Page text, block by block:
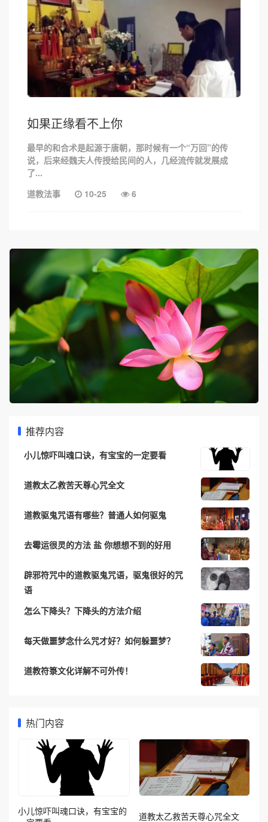
如果正缘看不上你
最早的和合术是起源于唐朝，那时候有一个“万回”的传
说，后来经魏夫人传授给民间的人，几经流传就发展成
了...
道教法事
10-25 6
推荐内容
小儿惊吓叫魂口诀，有宝宝的一定要看
道教太乙救苦天尊心咒全文
道教驱鬼咒语有哪些？普通人如何驱鬼
去霉运很灵的方法 盐 你想想不到的好用
辟邪符咒中的道教驱鬼咒语，驱鬼很好的咒
语
怎么下降头？下降头的方法介绍
每天做噩梦念什么咒才好？如何躲噩梦？
道教符箓文化详解不可外传！
热门内容
小儿惊吓叫魂口诀，有宝宝的
道教太乙救苦天尊心咒全文